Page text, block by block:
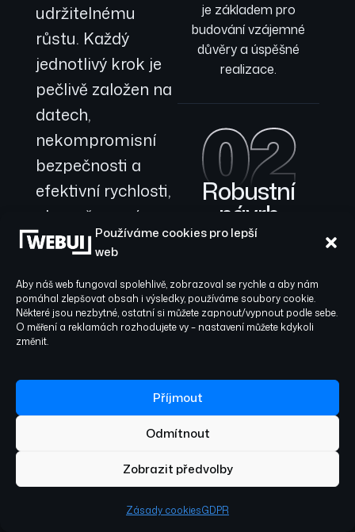
Používáme cookies pro lepší
web
Aby náš web fungoval spolehlivě, zobrazoval se rychle a aby nám
pomáhal zlepšovat obsah i výsledky, používáme soubory cookie.
Některé jsou nezbytné, ostatní si můžete zapnout/vypnout podle sebe.
O měření a reklamách rozhodujete vy – nastavení můžete kdykoli
změnit.
Příjmout
Odmítnout
Zobrazit předvolby
Zásady cookiesGDPR
udržitelnému
růstu. Každý
jednotlivý krok je
pečlivě založen na
datech,
nekompromisní
bezpečnosti a
efektivní rychlosti,
aby vaše nová
aplikace nejen
procesy a snížila
provozní náklady,
ale především
posílila vaše
je základem pro
budování vzájemné
důvěry a úspěšné
realizace.
02
Robustní
návrh
architektury
Náš tým pro vás
navrhne promyšlený
doménový model, ERD
architekturu, která
škálovatelnost.
Vytvoříme interaktivní
Figmě, který si s vámi
vybereme optimální